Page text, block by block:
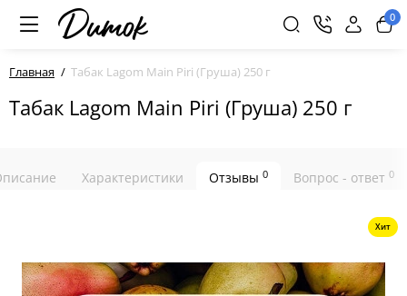
0
Главная Табак Lagom Main Piri (Груша) 250 г
Табак Lagom Main Piri (Груша) 250 г
Характеристики Отзывы 0 Вопрос - ответ 0
Хит